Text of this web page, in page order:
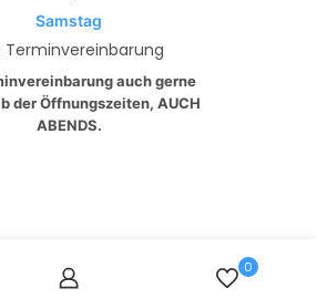
Samstag
auch gerne
der Öffnungszeiten, AUCH
ABENDS.
0